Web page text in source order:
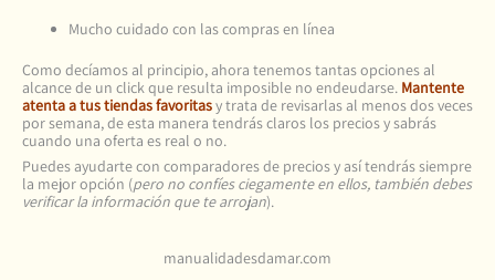
Mucho cuidado con las compras en línea
Como decíamos al principio, ahora tenemos tantas opciones al
alcance de un click que resulta imposible no endeudarse. Mantente
atenta a tus tiendas favoritasy trata de revisarlas al menos dos veces
por semana, de esta manera tendrás claros los precios y sabrás
cuando una oferta es real o no.
Puedes ayudarte con comparadores de precios y así tendrás siempre
la mejor opción (pero no confíes ciegamente en ellos, también debes
verificar la información que te arrojan).
manualidadesdamar.com